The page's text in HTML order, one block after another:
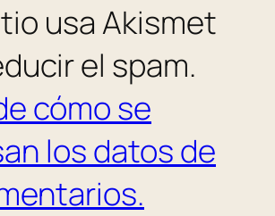
usa Akismet
el spam.
cómo se
los datos de